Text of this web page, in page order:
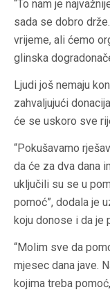
“To nam je
sada se dobro
vrijeme, ali ćemo
glinska
Ljudi još nemaju
zahvaljujući
će se uskoro sve
“Pokušavamo
da će za dva dana
uključili su se u
pomoć”, dodala je
koju donose i da je
“Molim sve da
mjesec dana jave.
kojima treba